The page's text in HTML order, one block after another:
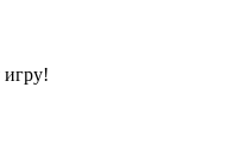
игру!